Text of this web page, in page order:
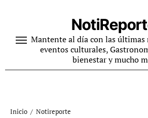
contenidoMantente al día con las últimas
eventos culturales,
bienestar y mucho
Inicio
Notireporte